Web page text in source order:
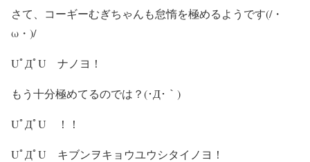
さて、コーギーむぎちゃんも怠惰を極めるようです(/・
ω・)/
UﾟДﾟU ナノヨ！
もう十分極めてるのでは？(･Д･｀)
UﾟДﾟU ！！
UﾟДﾟU キブンヲキョウユウシタイノヨ！